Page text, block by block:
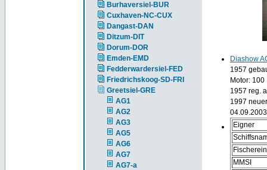
Burhaversiel-BUR
Cuxhaven-NC-CUX
Dangast-DAN
Ditzum-DIT
Dorum-DOR
Emden-EMD
Fedderwardersiel-FED
Friedrichskoog-SD-FRI
Greetsiel-GRE
AG1
AG2
AG3
AG5
AG6
AG7
AG7-a
Diashow
1957
Motor: 100
1957 reg.
1997
Eigner
MMSI